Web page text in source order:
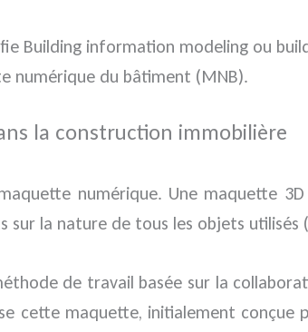
Building information modeling ou
numérique du bâtiment (MNB).
la construction immobilière
numérique. Une maquette
sur la nature de tous les objets
de travail basée sur la
cette maquette, initialement